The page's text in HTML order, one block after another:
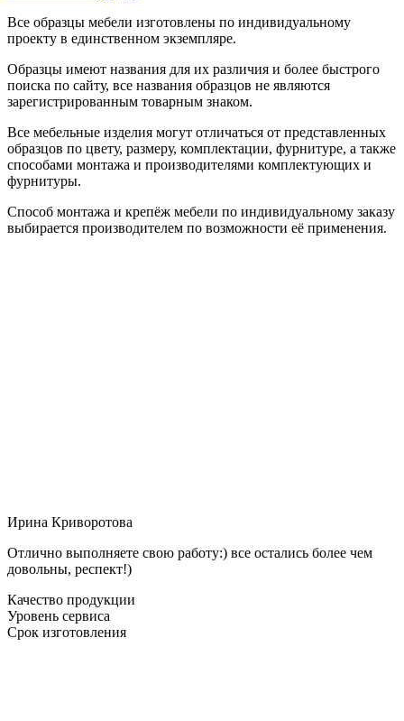
Все образцы мебели изготовлены по индивидуальному
проекту в единственном экземпляре.
Образцы имеют названия для их различия и более быстрого
поиска по сайту, все названия образцов не являются
зарегистрированным товарным знаком.
Все мебельные изделия могут отличаться от представленных
образцов по цвету, размеру, комплектации, фурнитуре, а также
способами монтажа и производителями комплектующих и
фурнитуры.
Способ монтажа и крепёж мебели по индивидуальному заказу
выбирается производителем по возможности её применения.
Ирина Криворотова
Отлично выполняете свою работу:) все остались более чем
довольны, респект!)
Качество продукции
Уровень сервиса
Срок изготовления